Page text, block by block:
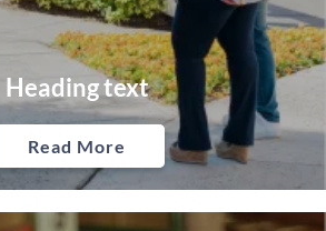
Heading text
Read More